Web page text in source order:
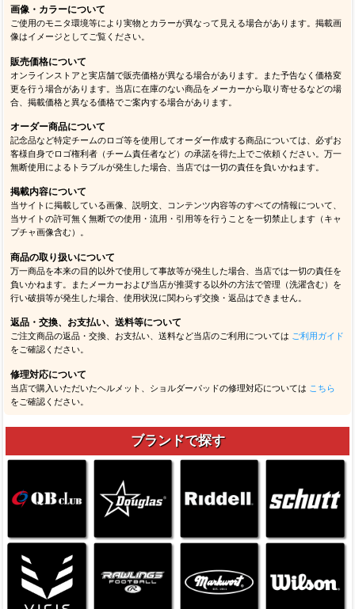
画像・カラーについて
ご使用のモニタ環境等により実物とカラーが異なって見える場合があります。掲載画
像はイメージとしてご覧ください。
販売価格について
オンラインストアと実店舗で販売価格が異なる場合があります。また予告なく価格変
更を行う場合があります。当店に在庫のない商品をメーカーから取り寄せるなどの場
合、掲載価格と異なる価格でご案内する場合があります。
オーダー商品について
記念品など特定チームのロゴ等を使用してオーダー作成する商品については、必ずお
客様自身でロゴ権利者（チーム責任者など）の承諾を得た上でご依頼ください。万一
無断使用によるトラブルが発生した場合、当店では一切の責任を負いかねます。
掲載内容について
当サイトに掲載している画像、説明文、コンテンツ内容等のすべての情報について、
当サイトの許可無く無断での使用・流用・引用等を行うことを一切禁止します（キャ
プチャ画像含む）。
商品の取り扱いについて
万一商品を本来の目的以外で使用して事故等が発生した場合、当店では一切の責任を
負いかねます。またメーカーおよび当店が推奨する以外の方法で管理（洗濯含む）を
行い破損等が発生した場合、使用状況に関わらず交換・返品はできません。
返品・交換、お支払い、送料等について
ご注文商品の返品・交換、お支払い、送料など当店のご利用については ご利用ガイド
をご確認ください。
修理対応について
当店で購入いただいたヘルメット、ショルダーパッドの修理対応については こちら
をご確認ください。
ブランドで探す